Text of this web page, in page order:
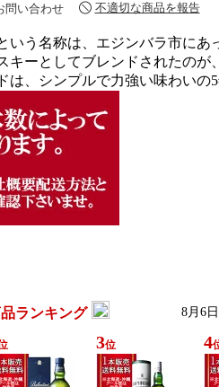
問い合わせ 不適切な商品を報告
いう名称は、エジンバラ市にあ
キーとしてブレンドされたのが
は、シンプルで力強い味わいの
ランキング 8月6
3位 4